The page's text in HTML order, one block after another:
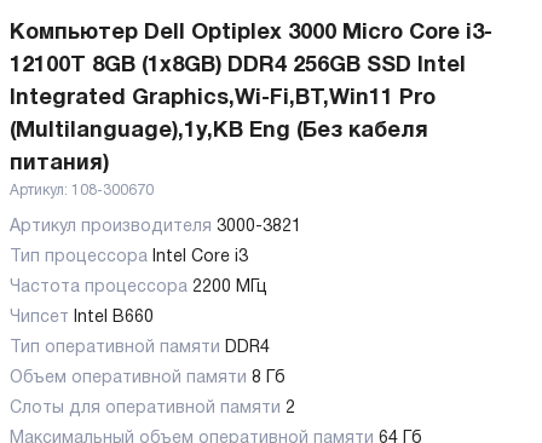
Компьютер Dell Optiplex 3000 Micro Core i3-
12100T 8GB (1x8GB) DDR4 256GB SSD Intel
Integrated Graphics,Wi-Fi,BT,Win11 Pro
(Multilanguage),1y,KB Eng (Без кабеля
питания)
Артикул: 108-300670
Артикул производителя 3000-3821
Тип процессора Intel Core i3
Частота процессора 2200 МГц
Чипсет
Intel B660
Тип оперативной памяти DDR4
Объем оперативной памяти 8 Гб
Слоты для оперативной памяти 2
Максимальный объем оперативной памяти 64 Гб